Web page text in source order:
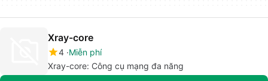
Xray-core
4 Miễn phí
Xray-core: Công cụ mạng đa năng